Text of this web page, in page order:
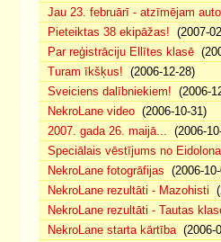
Jau 23. februārī - atzīmējam
Pieteiktas 38 ekipāžas! (2007-
Par reģistrāciju Ellītes klasē
Turam īkšķus! (2006-12-28)
Sveiciens dalībniekiem! (2006-
NekroLane video (2006-10-31)
2007. gada 26. maijā... (2006-
Speciālais vēstījums no Eidolona
NekroLane fotogrāfijas (2006-
NekroLane rezultāti - Mazohisti
NekroLane rezultāti - Tautas
NekroLane starta kārtība(2006-